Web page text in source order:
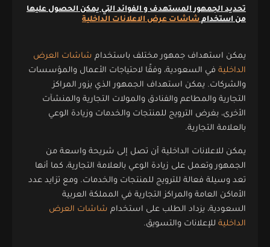
تحديد الجمهور المستهدف و الفوائد التي يمكن الحصول عليها
من استخدام شاشات عرض الاعلانات الداخلية
يمكن استهداف جمهور مختلف باستخدام شاشات العرض
الداخلية في السعودية، وفقًا لاحتياجات الأعمال والمؤسسات
والشركات. يمكن استهداف الجمهور الذي يزور المراكز
التجارية والمطاعم والفنادق والمولات التجارية والمنشآت
الأخرى، بغرض الترويج للمنتجات والخدمات وزيادة الوعي
بالعلامة التجارية.
يمكن للاعلانات الداخلية أن تصل إلى شريحة واسعة من
الجمهور وتعمل على زيادة الوعي بالعلامة التجارية، كما أنها
تعد وسيلة فعالة للترويج للمنتجات والخدمات. ومع تزايد عدد
الأماكن العامة والمراكز التجارية في المملكة العربية
السعودية، يزداد الطلب على استخدام شاشات العرض
الداخلية للإعلانات والتسويق.